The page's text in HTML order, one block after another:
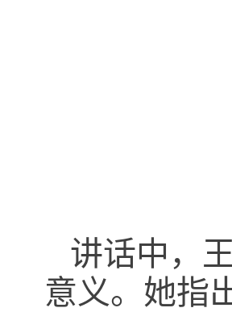
讲话中，
意义。她指